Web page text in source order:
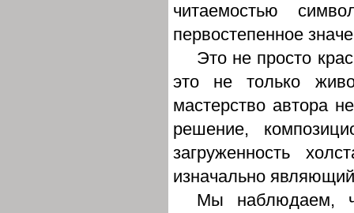
читаемостью
первостепенное
Это не просто
это не только
мастерство автора
решение,
загруженность
изначально
Мы наблюдаем,